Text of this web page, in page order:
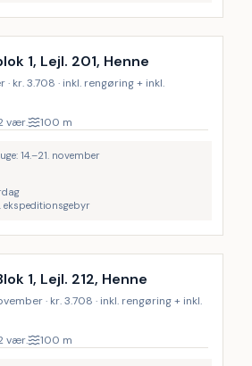
1, Lejl. 201, Henne
· kr. 3.708 · inkl. rengøring + inkl.
vær. 100 m
14.–21. november
ekspeditionsgebyr
1, Lejl. 212, Henne
· kr. 3.708 · inkl. rengøring + inkl.
vær. 100 m